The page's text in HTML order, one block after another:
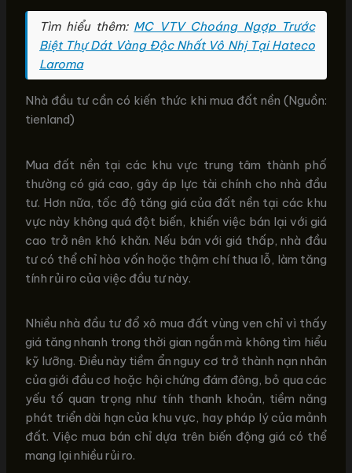
Tìm hiểu thêm: MC VTV Choáng Ngợp Trước
Biệt Thự Dát Vàng Độc Nhất Vô Nhị Tại Hateco
Laroma
Nhà đầu tư cần có kiến thức khi mua đất nền (Nguồn:
tienland)
Mua đất nền tại các khu vực trung tâm thành phố
thường có giá cao, gây áp lực tài chính cho nhà đầu
tư. Hơn nữa, tốc độ tăng giá của đất nền tại các khu
vực này không quá đột biến, khiến việc bán lại với giá
cao trở nên khó khăn. Nếu bán với giá thấp, nhà đầu
tư có thể chỉ hòa vốn hoặc thậm chí thua lỗ, làm tăng
tính rủi ro của việc đầu tư này.
Nhiều nhà đầu tư đổ xô mua đất vùng ven chỉ vì thấy
giá tăng nhanh trong thời gian ngắn mà không tìm hiểu
kỹ lưỡng. Điều này tiềm ẩn nguy cơ trở thành nạn nhân
của giới đầu cơ hoặc hội chứng đám đông, bỏ qua các
yếu tố quan trọng như tính thanh khoản, tiềm năng
phát triển dài hạn của khu vực, hay pháp lý của mảnh
đất. Việc mua bán chỉ dựa trên biến động giá có thể
mang lại nhiều rủi ro.